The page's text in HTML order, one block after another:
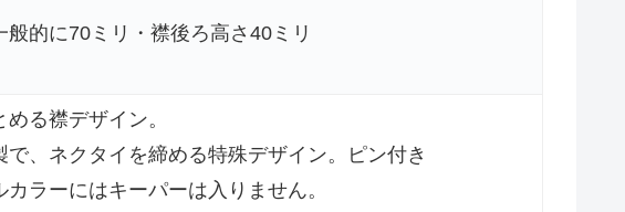
的に70ミリ・襟後ろ高さ40ミリ
る襟デザイン。
で、ネクタイを締める特殊デザイン。ピン付き
ラーにはキーパーは入りません。